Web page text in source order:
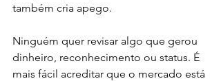
também cria apego.
Ninguém quer revisar algo que gerou
dinheiro, reconhecimento ou status. É
mais fácil acreditar que o mercado está